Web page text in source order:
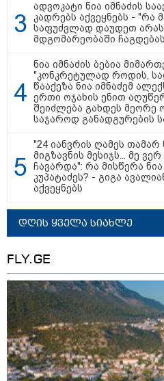
11:13 / 05-08-2026
Hisense წარმოგიდგენთ
უკეთესი
მსოფლიო ჩემპიონატზე™
15:49 / 06-08-2026
შეიძინე ალდაგის
მიიღე გაორმაგებული
საზოგადოება
ადვოკატი ნია იმნაძის
კადრებს აქვეყნებს - "რა
საფუძვლად დაუდეთ
მდგომარეობაში
ნია იმნაძის ბებია
"კონკრეტულად როდის,
წააქეზა ნია იმნაძემ
ერთი ოჯახის ენით
შეიძლება გახდეს მეორე
საჯაროდ განადგურების
"24 იანვრის ღამეს
მიგზავნის მესიჯს... მე
ჩავარდა": რა მისწერა ნია
კუპატაძეს? - გიგა
აქვეყნებს
დღის ყველა სიახლე
FLY.GE